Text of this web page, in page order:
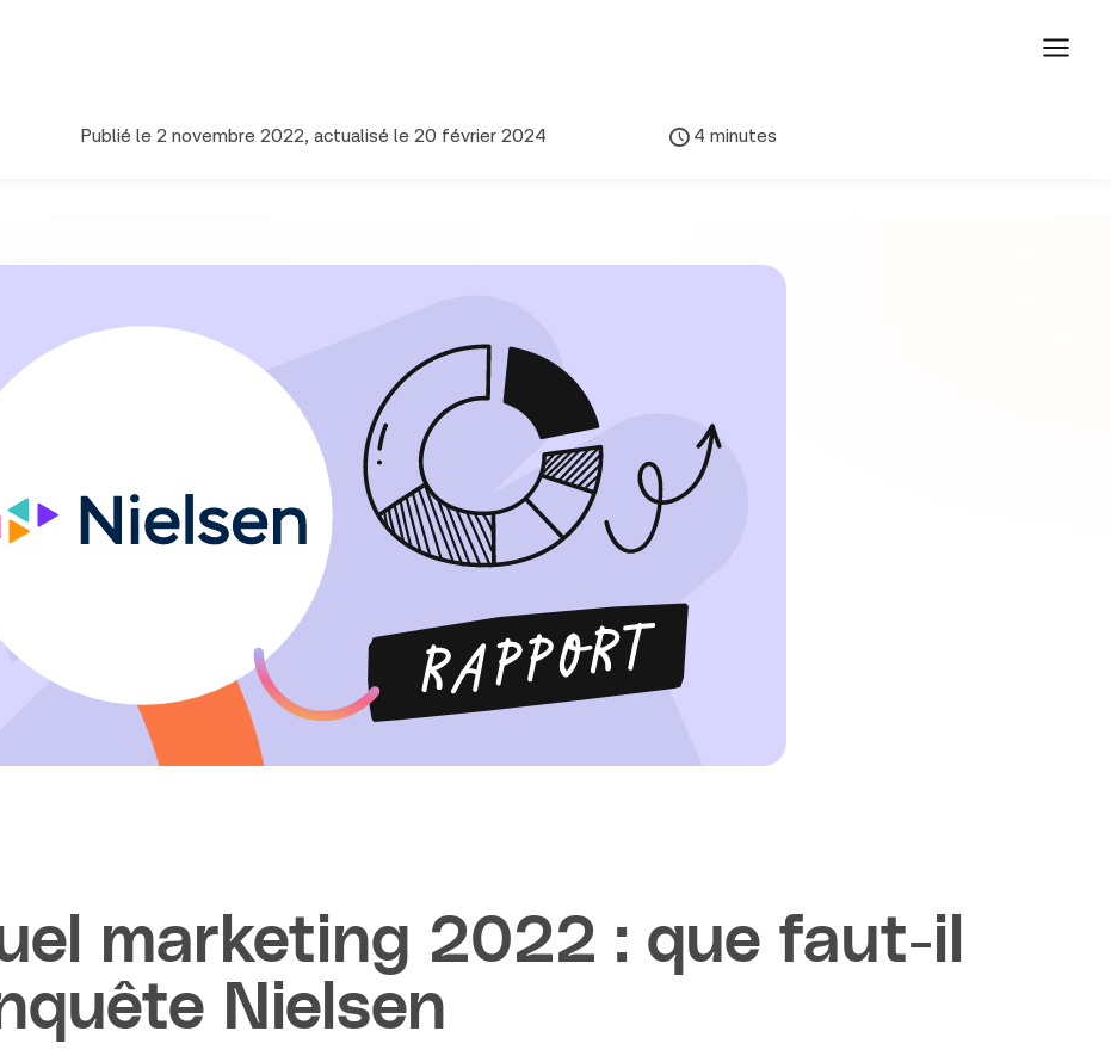
Publié le 2 novembre 2022, actualisé le 20 février 2024 4 minutes
marketing 2022 : que faut-il
Nielsen